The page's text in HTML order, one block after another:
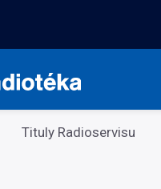
Tituly Radioservisu